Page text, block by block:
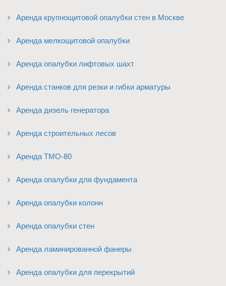
Аренда крупнощитовой опалубки стен в Москве
Аренда мелкощитовой опалубки
Аренда опалубки лифтовых шахт
Аренда станков для резки и гибки арматуры
Аренда дизель генератора
Аренда строительных лесов
Аренда ТМО-80
Аренда опалубки для фундамента
Аренда опалубки колонн
Аренда опалубки стен
Аренда ламинированной фанеры
Аренда опалубки для перекрытий